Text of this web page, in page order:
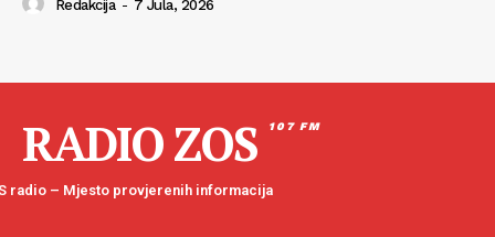
Redakcija - 7 Jula, 2026
RADIO ZOS 107 FM
radio – Mjesto provjerenih informacija